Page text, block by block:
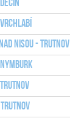
Nisou - Trutnov